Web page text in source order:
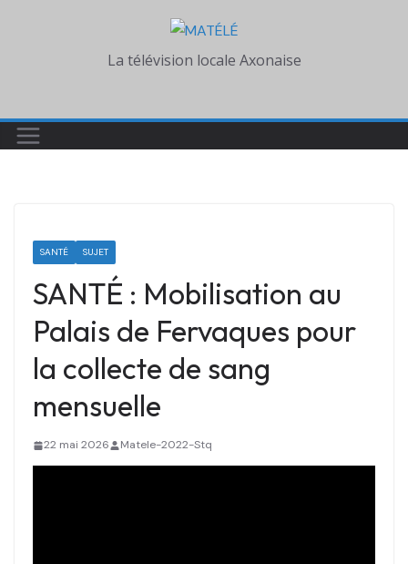
La télévision locale Axonaise
SANTÉ SUJET
SANTÉ : Mobilisation au
Palais de Fervaques pour
la collecte de sang
mensuelle
22 mai 2026 Matele-2022-Stq